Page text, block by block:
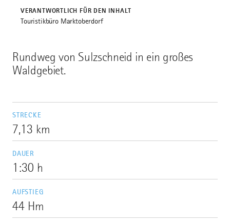
Rundweg von Sulzschneid in ein großes
Waldgebiet.
STRECKE
7,13 km
DAUER
1:30 h
AUFSTIEG
44 Hm
VERANTWORTLICH FÜR DEN INHALT
Touristikbüro Marktoberdorf